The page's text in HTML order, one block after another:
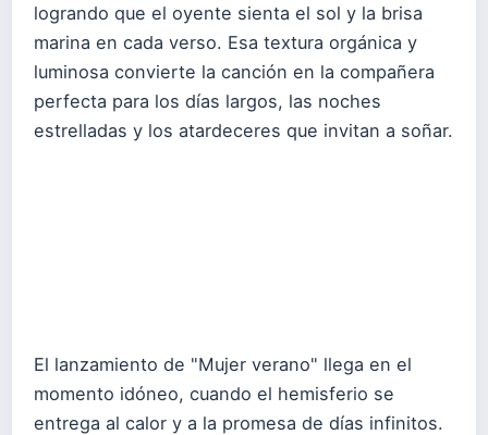
logrando que el oyente sienta el sol y la brisa
marina en cada verso. Esa textura orgánica y
luminosa convierte la canción en la compañera
perfecta para los días largos, las noches
estrelladas y los atardeceres que invitan a soñar.
El lanzamiento de "Mujer verano" llega en el
momento idóneo, cuando el hemisferio se
entrega al calor y a la promesa de días infinitos.